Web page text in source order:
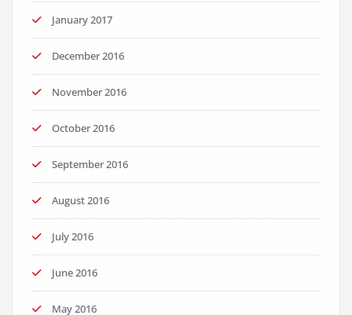
January 2017
December 2016
November 2016
October 2016
September 2016
August 2016
July 2016
June 2016
May 2016